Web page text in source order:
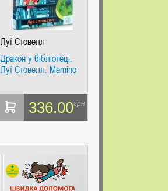
Луї Стовелл
Дракон у бібліотеці.
Луї Стовелл. Mamino
336.00грн